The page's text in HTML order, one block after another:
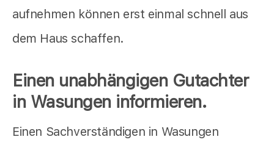
aufnehmen können erst einmal schnell aus
dem Haus schaffen.
Einen unabhängigen Gutachter
in Wasungen informieren.
Einen Sachverständigen in Wasungen